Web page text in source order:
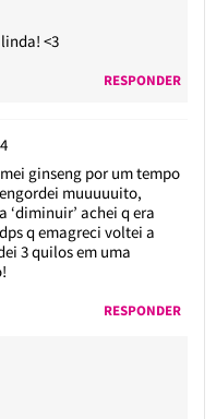
<3
RESPONDER
ginseng por um tempo
muuuuuito,
achei q era
q emagreci voltei a
3 quilos em uma
RESPONDER